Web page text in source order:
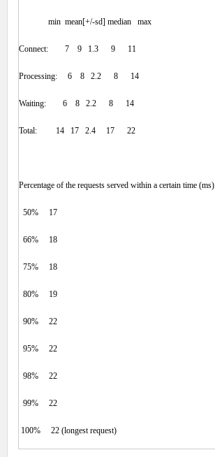
min mean[+/-sd] median max
Connect: 7 9 1.3 9 11
Processing: 6 8 2.2 8 14
Waiting: 6 8 2.2 8 14
Total: 14 17 2.4 17 22
Percentage of the requests served within a certain time (ms)
50% 17
66% 18
75% 18
80% 19
90% 22
95% 22
98% 22
99% 22
100% 22 (longest request)